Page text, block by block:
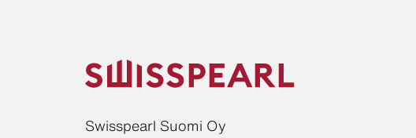
Swisspearl Suomi Oy